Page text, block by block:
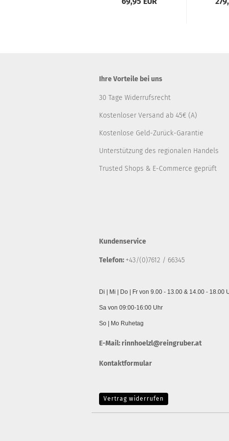
Ihre Vorteile bei uns
30 Tage Widerrufsrecht
Kostenloser Versand ab 45€ (A)
Kostenlose Geld-Zurück-Garantie
Unterstützung des regionalen Handels
Trusted Shops & E-Commerce geprüft
Kundenservice
Telefon: +43/(0)7612 / 66345
Di | Mi | Do | Fr von 9.00 - 13.00 & 14.00 - 18.00
Sa von 09:00-16:00 Uhr
So | Mo Ruhetag
E-Mail: rinnhoelzl@reingruber.at
Kontaktformular
Vertrag widerrufen